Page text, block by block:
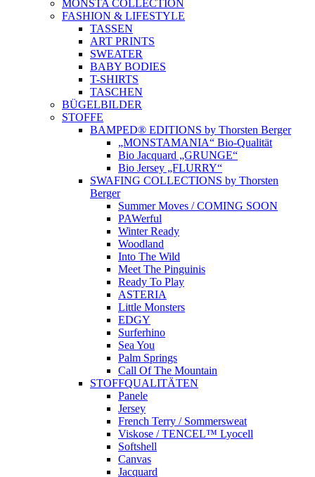
MONSTA COLLECTION
FASHION & LIFESTYLE
TASSEN
ART PRINTS
SWEATER
BABY BODIES
T-SHIRTS
TASCHEN
BÜGELBILDER
STOFFE
BAMPED® EDITIONS by Thorsten Berger
„MONSTAMANIA“ Bio-Qualität
Bio Jacquard „GRUNGE“
Bio Jersey „FLURRY“
SWAFING COLLECTIONS by Thorsten
Berger
Summer Moves / COMING SOON
PAWerful
Winter Ready
Woodland
Into The Wild
Meet The Pinguinis
Ready To Play
ASTERIA
Little Monsters
EDGY
Surferhino
Sea You
Palm Springs
Call Of The Mountain
STOFFQUALITÄTEN
Panele
Jersey
French Terry / Sommersweat
Viskose / TENCEL™ Lyocell
Softshell
Canvas
Jacquard